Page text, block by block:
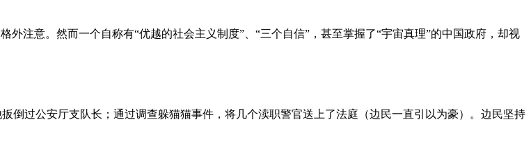
注意。然而一个自称有“优越的社会主义制度”、“三个自信”，甚至掌握了“宇宙真理”的中国政府，却视
倒过公安厅支队长；通过调查躲猫猫事件，将几个渎职警官送上了法庭（边民一直引以为豪）。边民坚持